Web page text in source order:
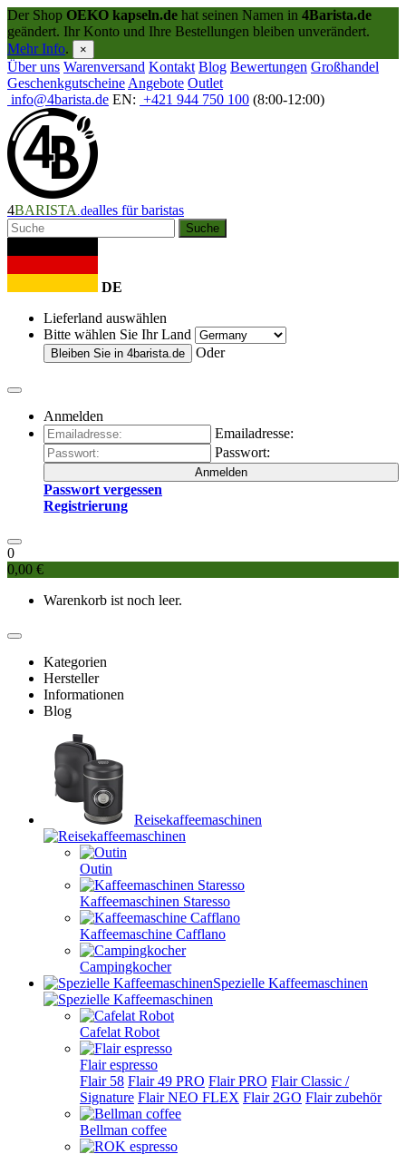
Der Shop OEKO kapseln.de hat seinen Namen in 4Barista.de
geändert. Ihr Konto und Ihre Bestellungen bleiben unverändert.
Mehr Info. ×
Über uns Warenversand Kontakt Blog Bewertungen Großhandel
Geschenkgutscheine Angebote Outlet
info@4barista.de EN: +421 944 750 100 (8:00-12:00)
4BARISTA .dealles für baristas
Suche
DE
Lieferland auswählen
Bitte wählen Sie Ihr Land
Bleiben Sie in 4barista.de Oder
Anmelden
Emailadresse:
Passwort:
Anmelden
Passwort vergessen
Registrierung
0
0,00 €
Warenkorb ist noch leer.
Kategorien
Hersteller
Informationen
Blog
Reisekaffeemaschinen
Outin
Kaffeemaschinen Staresso
Kaffeemaschine Cafflano
Campingkocher
Spezielle Kaffeemaschinen
Cafelat Robot
Flair espresso
Flair 58 Flair 49 PRO Flair PRO Flair Classic /
Signature Flair NEO FLEX Flair 2GO Flair zubehör
Bellman coffee